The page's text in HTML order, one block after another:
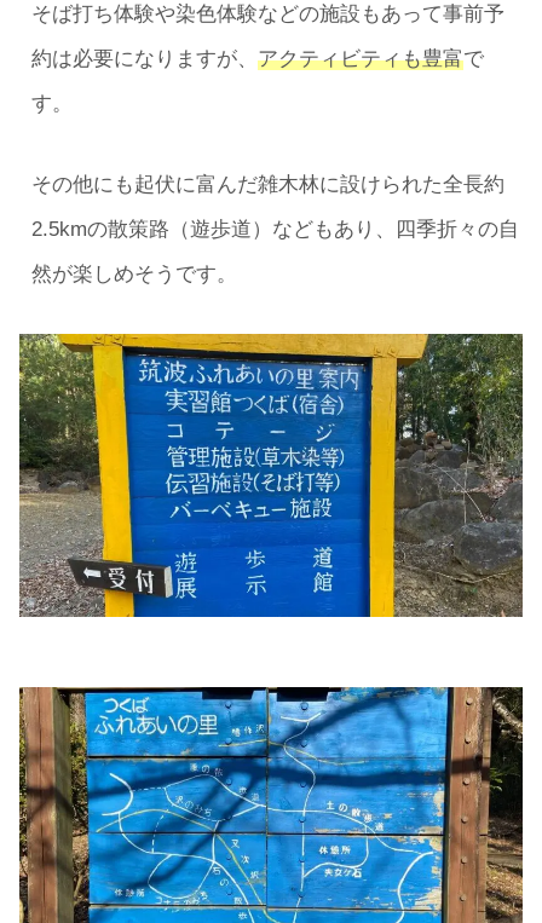
そば打ち体験や染色体験などの施設もあって事前予
約は必要になりますが、 アクティビティも豊富で
す。
その他にも起伏に富んだ雑木林に設けられた全長約
2.5kmの散策路（遊歩道）などもあり、四季折々の自
然が楽しめそうです。